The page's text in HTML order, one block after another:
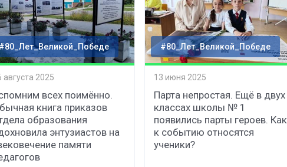
#80_Лет_Великой_Победе
августа 2025
всех поимённо.
книга приказов
образования
энтузиастов на
памяти
#80_Лет_Великой_Победе
13 июня 2025
Парта непростая. Ещё в двух
классах школы № 1
появились парты героев. Как
к событию относятся
ученики?